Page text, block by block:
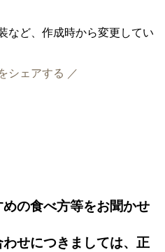
など、作成時から変更してい
シェアする ／
の食べ方等をお聞かせ
せにつきましては、正